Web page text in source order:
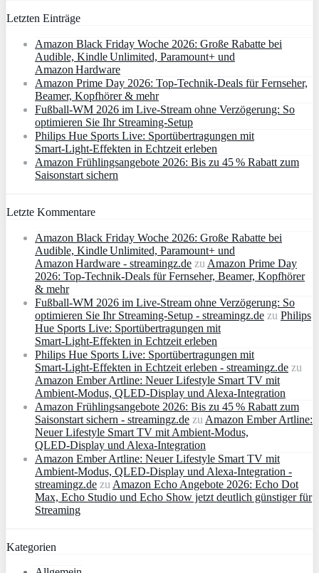
Letzten Einträge
Amazon Black Friday Woche 2026: Große Rabatte bei
Audible, Kindle Unlimited, Paramount+ und
Amazon Hardware
Amazon Prime Day 2026: Top-Technik-Deals für Fernseher,
Beamer, Kopfhörer & mehr
Fußball-WM 2026 im Live-Stream ohne Verzögerung: So
optimieren Sie Ihr Streaming-Setup
Philips Hue Sports Live: Sportübertragungen mit
Smart‑Light‑Effekten in Echtzeit erleben
Amazon Frühlingsangebote 2026: Bis zu 45 % Rabatt zum
Saisonstart sichern
Letzte Kommentare
Amazon Black Friday Woche 2026: Große Rabatte bei
Audible, Kindle Unlimited, Paramount+ und
Amazon Hardware - streamingz.de zuAmazon Prime Day
2026: Top-Technik-Deals für Fernseher, Beamer, Kopfhörer
& mehr
Fußball-WM 2026 im Live-Stream ohne Verzögerung: So
optimieren Sie Ihr Streaming-Setup - streamingz.de zu Philips
Hue Sports Live: Sportübertragungen mit
Smart‑Light‑Effekten in Echtzeit erleben
Philips Hue Sports Live: Sportübertragungen mit
Smart‑Light‑Effekten in Echtzeit erleben - streamingz.de zu
Amazon Ember Artline: Neuer Lifestyle Smart TV mit
Ambient‑Modus, QLED‑Display und Alexa‑Integration
Amazon Frühlingsangebote 2026: Bis zu 45 % Rabatt zum
Saisonstart sichern - streamingz.de zuAmazon Ember Artline:
Neuer Lifestyle Smart TV mit Ambient‑Modus,
QLED‑Display und Alexa‑Integration
Amazon Ember Artline: Neuer Lifestyle Smart TV mit
Ambient‑Modus, QLED‑Display und Alexa‑Integration -
streamingz.de zuAmazon Echo Angebote 2026: Echo Dot
Max, Echo Studio und Echo Show jetzt deutlich günstiger für
Streaming
Kategorien